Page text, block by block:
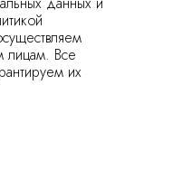
лицам. Все
их